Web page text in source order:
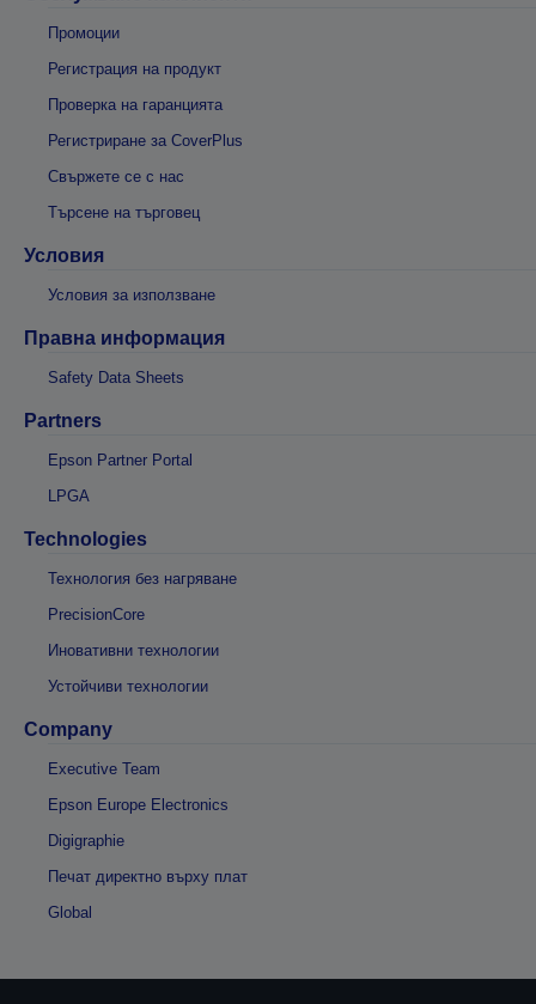
Промоции
Регистрация на продукт
Проверка на гаранцията
Регистриране за CoverPlus
Свържете се с нас
Търсене на търговец
Условия
Условия за използване
Правна информация
Safety Data Sheets
Partners
Epson Partner Portal
LPGA
Technologies
Технология без нагряване
PrecisionCore
Иновативни технологии
Устойчиви технологии
Company
Executive Team
Epson Europe Electronics
Digigraphie
Печат директно върху плат
Global